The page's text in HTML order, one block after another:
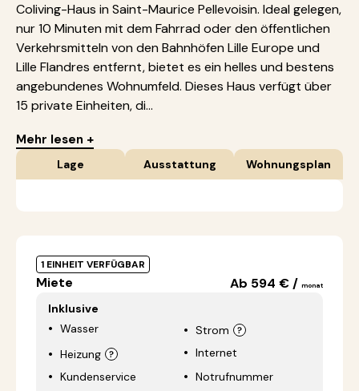
Coliving-Haus in Saint-Maurice Pellevoisin. Ideal gelegen,
nur 10 Minuten mit dem Fahrrad oder den öffentlichen
Verkehrsmitteln von den Bahnhöfen Lille Europe und
Lille Flandres entfernt, bietet es ein helles und bestens
angebundenes Wohnumfeld. Dieses Haus verfügt über
15 private Einheiten, di...
Mehr lesen +
Lage Ausstattung Wohnungsplan
1 EINHEIT VERFÜGBAR
Miete Ab 594 € / monat
Inklusive
Wasser
Strom
Heizung
Internet
Kundenservice
Notrufnummer